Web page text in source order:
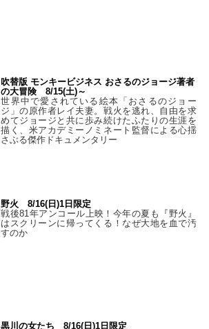
吹替版 モンキービジネス おさるのジョージ著者
の大冒険 8/15(土)～
世界中で愛されている絵本「おさるのジョー
ジ」の原作者レイ夫妻。戦火を逃れ、自由を求
めてジョージと共に歩み続けたふたりの生涯を
描く、米アカデミーノミネート監督による心揺
さぶる傑作ドキュメンタリー
野火 8/16(日)1日限定
戦後81年アンコール上映！今年の夏も『野火』
はスクリーンに帰ってくる！なぜ大地を血で汚
すのか
黒川の女たち 8/16(日)1日限定